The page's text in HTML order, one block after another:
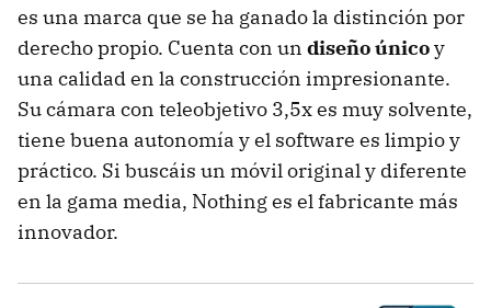
es una marca que se ha ganado la distinción por
derecho propio. Cuenta con un diseño únicoy
una calidad en la construcción impresionante.
Su cámara con teleobjetivo 3,5x es muy solvente,
tiene buena autonomía y el software es limpio y
práctico. Si buscáis un móvil original y diferente
en la gama media, Nothing es el fabricante más
innovador.